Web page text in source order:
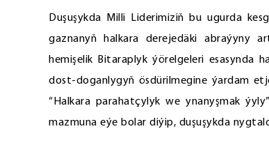
Duşuşykda Milli Liderimiziň bu ugurda
gaznanyň halkara derejedäki abraýyny
hemişelik Bitaraplyk ýörelgeleri esasynda
dost-doganlygyň ösdürilmegine ýardam
“Halkara parahatçylyk we ynanyşmak
mazmuna eýe bolar diýip, duşuşykda